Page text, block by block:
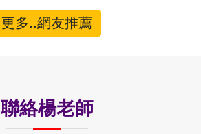
更多..網友推薦
聯絡楊老師